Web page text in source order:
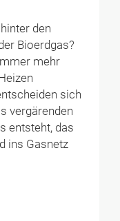
den
Bioerdgas?
mehr
sich
vergärenden
entsteht, das
ins Gasnetz